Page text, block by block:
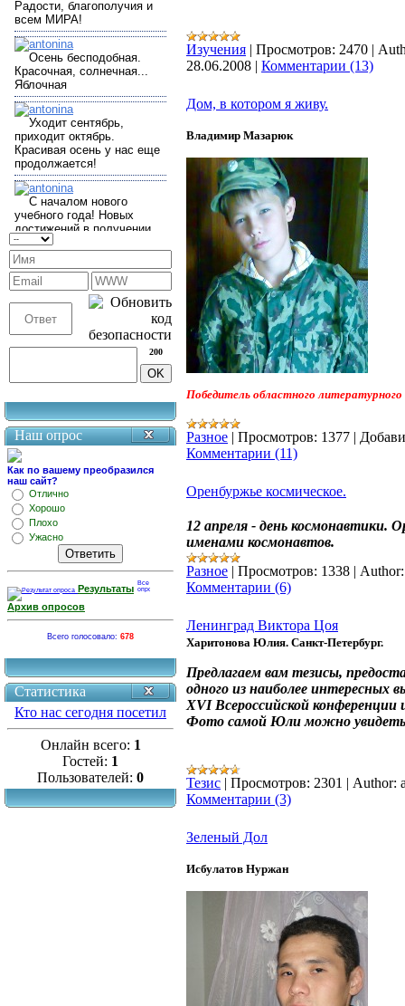
200
Наш опрос
Как по вашему преобразился
наш сайт?
Отлично
Хорошо
Плохо
Ужасно
Результаты
Архив опросов
Всего голосовало: 678
Статистика
Кто нас сегодня посетил
Онлайн всего: 1
Гостей: 1
Пользователей: 0
Изучения | Просмотров: 2470 |
28.06.2008 | Комментарии (13)
Дом, в котором я живу.
Владимир Мазарюк
Победитель областного
Разное | Просмотров: 1377 |
Комментарии (11)
Оренбуржье космическое.
12 апреля - день космонавтики.
именами космонавтов.
Разное | Просмотров: 1338 | Author:
Комментарии (6)
Ленинград Виктора Цоя
Харитонова Юлия. Санкт-Петербург.
Предлагаем вам тезисы,
одного из наиболее интересных
XVI Всероссийской конференции
Фото самой Юли можно
Тезис | Просмотров: 2301 | Author:
Комментарии (3)
Зеленый Дол
Исбулатов Нуржан